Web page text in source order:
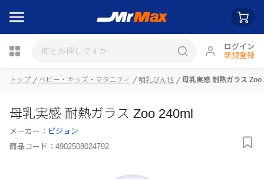
ログイン
新規登録
トップ ベビー・キッズ・マタニティ 哺乳びん他 母乳実感 耐熱ガラス
母乳実感 耐熱ガラス Zoo 240ml
メーカー： ピジョン
商品コード： 4902508024792